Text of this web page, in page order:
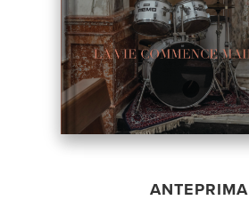
ANTEPRIMA